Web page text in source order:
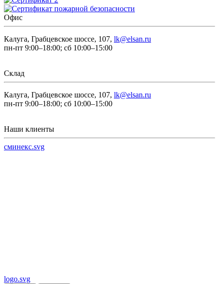
Офис
Калуга, Грабцевское шоссе, 107, lk@elsan.ru
пн-пт 9:00–18:00; сб 10:00–15:00
Склад
Калуга, Грабцевское шоссе, 107, lk@elsan.ru
пн-пт 9:00–18:00; сб 10:00–15:00
Наши клиенты
сминекс.svg
logo.svg